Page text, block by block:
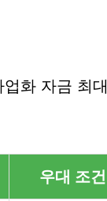
화 자금 최대
우대 조건